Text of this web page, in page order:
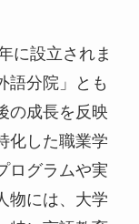
物には、大学
特に言語教育
ます。📖✨